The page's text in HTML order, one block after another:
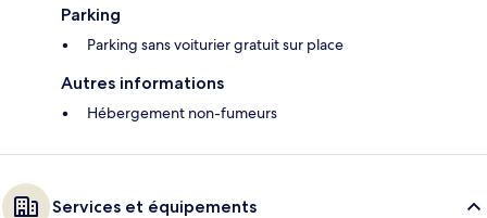
Parking
Parking sans voiturier gratuit sur place
Autres informations
Hébergement non-fumeurs
Services et équipements